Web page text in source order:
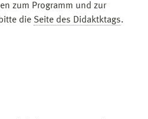
zum Programm und zur
die Seite des Didaktktags.